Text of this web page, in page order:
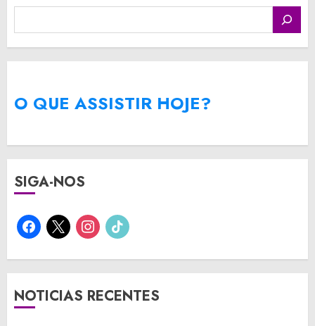
O QUE ASSISTIR HOJE?
SIGA-NOS
facebook
x instagram
tiktok
NOTICIAS RECENTES